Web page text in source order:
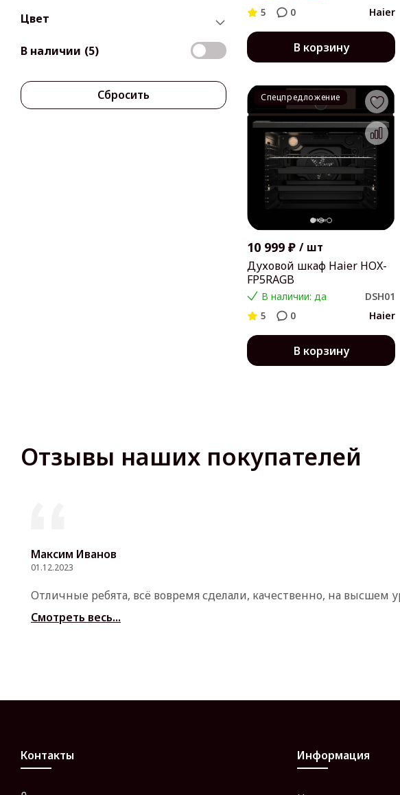
Цвет
В наличии (5)
Сбросить
5
0 Haier
В корзину
Спецпредложение
10 999 ₽ / шт
Духовой шкаф Haier HOX-
FP5RAGB
В наличии: да
DSH01
5
0 Haier
В корзину
Отзывы наших покупателей
Максим Иванов
01.12.2023
Отличные ребята, всё вовремя сделали, качественно, на высшем
Смотреть весь...
Контакты Информация